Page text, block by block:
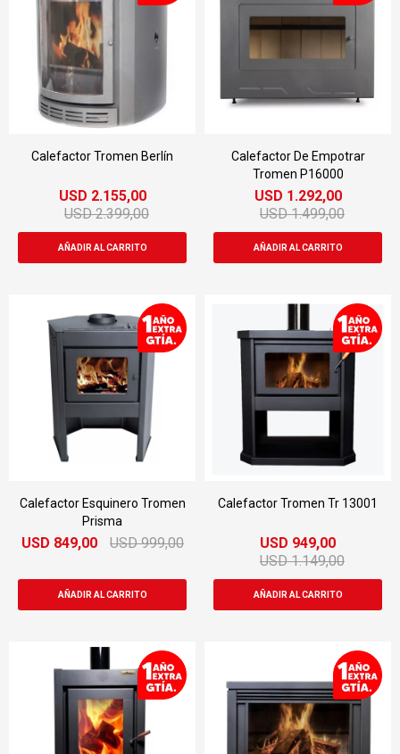
Calefactor Tromen Berlín
USD 2.155,00
USD 2.399,00
Calefactor De Empotrar
Tromen P16000
USD 1.292,00
USD 1.499,00
Calefactor Esquinero Tromen
Prisma
USD 849,00 USD 999,00
Calefactor Tromen Tr 13001
USD 949,00
USD 1.149,00